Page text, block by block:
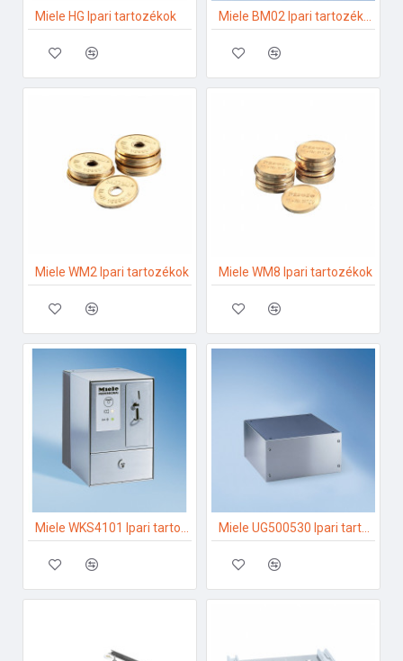
Miele HG Ipari tartozékok Miele BM02 Ipari tartozékok
Miele WM2 Ipari tartozékok Miele WM8 Ipari tartozékok
Miele WKS4101 Ipari tartozékok Miele UG500530 Ipari tartozékok